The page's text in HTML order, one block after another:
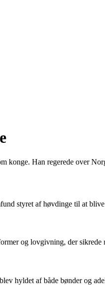
konge. Han regerede over
styret af høvdinge til at
og lovgivning, der
hyldet af både bønder og